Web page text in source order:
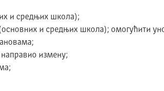
и средњих школа);
и средњих школа); омогућити
измену;